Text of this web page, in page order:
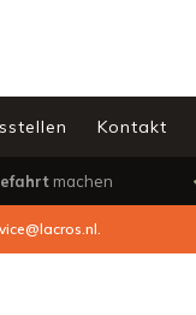
Kontakt
machen
.